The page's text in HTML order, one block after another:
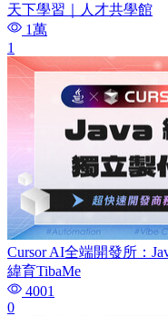
天下學習｜人才共學館
1萬
1
Cursor AI全端開發所：
緯育TibaMe
4001
0